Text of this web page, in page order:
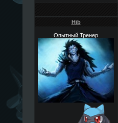
Hib
Опытный Тренер